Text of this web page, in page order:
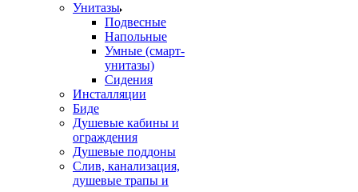
Унитазы
Подвесные
Напольные
Умные (смарт-
унитазы)
Сидения
Инсталляции
Биде
Душевые кабины и
ограждения
Душевые поддоны
Слив, канализация,
душевые трапы и